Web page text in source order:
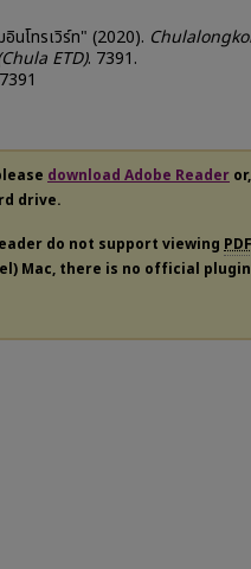
นโทรเวิร์ท" (2020).
ETD). 7391.
download Adobe Reader
drive.
do not support viewing PDF
Mac, there is no official